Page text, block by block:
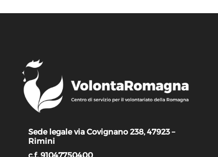
Sede legale via Covignano 238, 47923 –
Rimini